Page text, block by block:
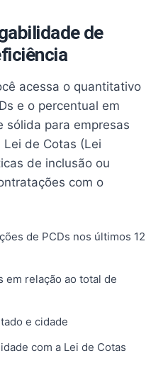
de
acessa o quantitativo
e o percentual em
para empresas
Lei de Cotas (Lei
de inclusão ou
com o
de PCDs nos últimos 12
em relação ao total de
e cidade
com a Lei de Cotas